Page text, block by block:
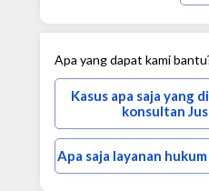
Apa yang dapat kami
Kasus apa saja yang
konsultan
Apa saja layanan